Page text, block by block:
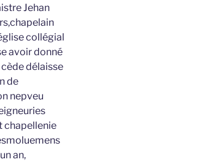
Jehan
collégial
avoir donné
délaisse
de
nepveu
chapellenie
an,